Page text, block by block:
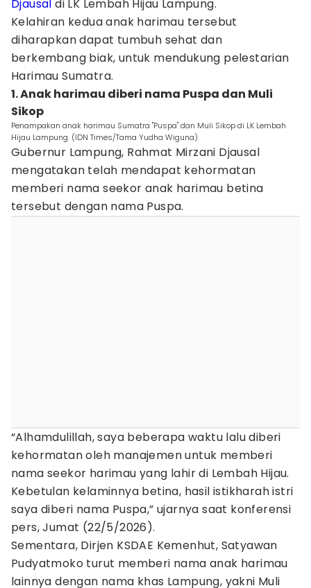
Djausal di LK Lembah Hijau Lampung.
Kelahiran kedua anak harimau tersebut
diharapkan dapat tumbuh sehat dan
berkembang biak, untuk mendukung pelestarian
Harimau Sumatra.
1. Anak harimau diberi nama Puspa dan Muli
Sikop
Penampakan anak harimau Sumatra "Puspa" dan Muli Sikop di LK Lembah
Hijau Lampung. (IDN Times/Tama Yudha Wiguna).
Gubernur Lampung, Rahmat Mirzani Djausal
mengatakan telah mendapat kehormatan
memberi nama seekor anak harimau betina
tersebut dengan nama Puspa.
“Alhamdulillah, saya beberapa waktu lalu diberi
kehormatan oleh manajemen untuk memberi
nama seekor harimau yang lahir di Lembah Hijau.
Kebetulan kelaminnya betina, hasil istikharah istri
saya diberi nama Puspa,” ujarnya saat konferensi
pers, Jumat (22/5/2026).
Sementara, Dirjen KSDAE Kemenhut, Satyawan
Pudyatmoko turut memberi nama anak harimau
lainnya dengan nama khas Lampung, yakni Muli